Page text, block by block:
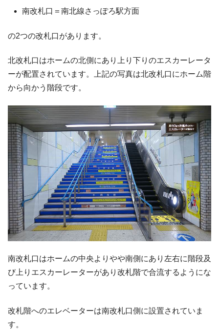
南改札口＝南北線さっぽろ駅方面
の2つの改札口があります。
北改札口はホームの北側にあり上り下りのエスカーレータ
ーが配置されています。上記の写真は北改札口にホーム階
から向かう階段です。
南改札口はホームの中央よりやや南側にあり左右に階段及
び上りエスカーレーターがあり改札階で合流するようにな
っています。
改札階へのエレベーターは南改札口側に設置されていま
す。